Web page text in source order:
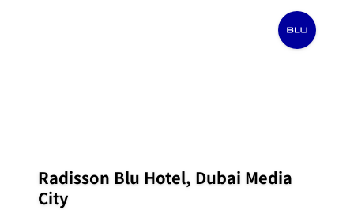
Radisson Blu Hotel, Dubai Media
City